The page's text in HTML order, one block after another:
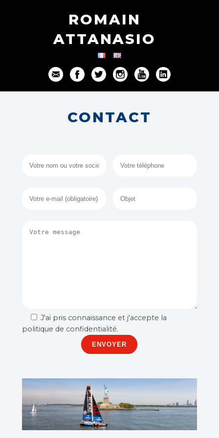
ROMAIN
ATTANASIO
CONTACT
J'ai pris connaissance et j'accepte la
politique de confidentialité.